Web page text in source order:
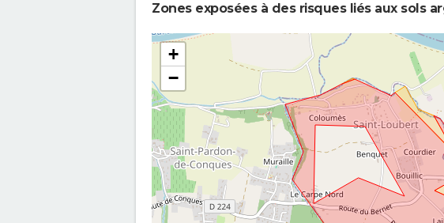
Zones exposées à des risques liés aux sols
+
−